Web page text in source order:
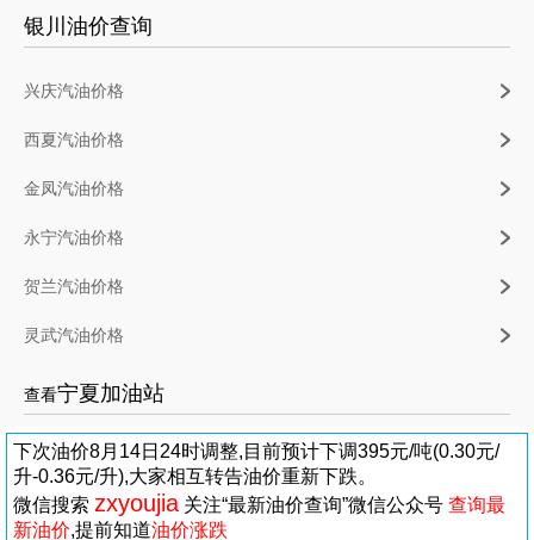
银川油价查询
兴庆汽油价格
西夏汽油价格
金凤汽油价格
永宁汽油价格
贺兰汽油价格
灵武汽油价格
查看宁夏加油站
下次油价8月14日24时调整,目前预计下调395元/吨(0.30元/
升-0.36元/升),大家相互转告油价重新下跌。
微信搜索 zxyoujia 关注“最新油价查询”微信公众号 查询最
新油价,提前知道油价涨跌